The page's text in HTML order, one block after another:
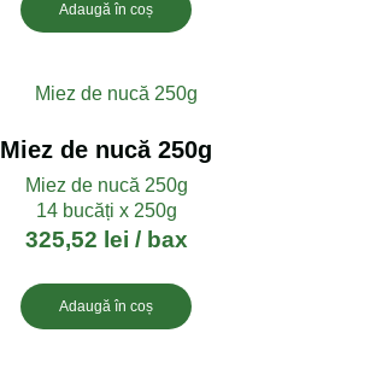
Adaugă în coș
Miez de nucă 250g
Miez de nucă 250g
14 bucăți x 250g
325,52 lei / bax
Adaugă în coș